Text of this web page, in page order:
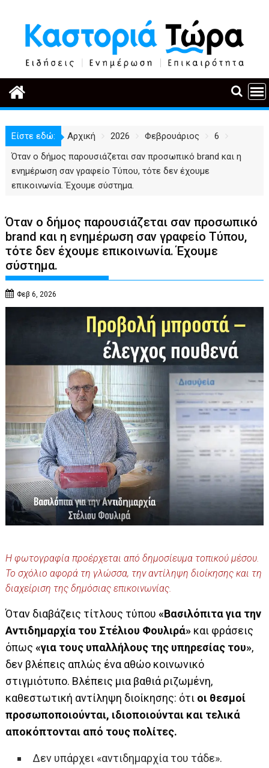
περιεχόμενο
Είστε εδώ: Αρχική 2026 Φεβρουάριος
6
Όταν ο δήμος παρουσιάζεται σαν προσωπικό brand και η
ενημέρωση σαν γραφείο Τύπου, τότε δεν έχουμε
επικοινωνία. Έχουμε σύστημα.
Όταν ο δήμος παρουσιάζεται σαν προσωπικό
brand και η ενημέρωση σαν γραφείο Τύπου,
τότε δεν έχουμε επικοινωνία. Έχουμε
σύστημα.
Φεβ 6, 2026
Η φωτογραφία προέρχεται από δημοσίευμα τοπικού μέσου.
Το σχόλιο αφορά τη γλώσσα, την αντίληψη διοίκησης και τη
διαχείριση της δημόσιας επικοινωνίας.
Όταν διαβάζεις τίτλους τύπου«Βασιλόπιτα για την
Αντιδημαρχία του Στέλιου Φουλιρά» και φράσεις
όπως«για τους υπαλλήλους της υπηρεσίας του»,
δεν βλέπεις απλώς ένα αθώο κοινωνικό
στιγμιότυπο. Βλέπεις μια βαθιά ριζωμένη,
καθεστωτική αντίληψη διοίκησης: ότι οι θεσμοί
προσωποποιούνται, ιδιοποιούνται και τελικά
αποκόπτονται από τους πολίτες.
Δεν υπάρχει «αντιδημαρχία του τάδε».